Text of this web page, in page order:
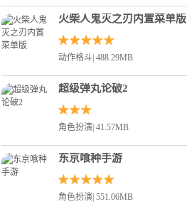
火柴人鬼灭之刃内置菜单版
动作格斗| 488.29MB
超级弹丸论破2
角色扮演| 41.57MB
东京喰种手游
角色扮演| 551.06MB